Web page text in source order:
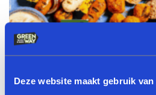
Deze website maakt gebruik